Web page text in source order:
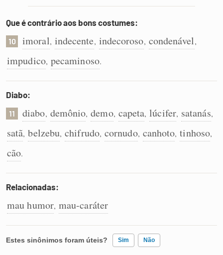
Que é contrário aos bons costumes:
10 imoral, indecente, indecoroso, condenável,
impudico, pecaminoso.
Diabo:
11 diabo, demônio, demo, capeta, lúcifer, satanás,
satã, belzebu, chifrudo, cornudo, canhoto, tinhoso,
cão.
Relacionadas:
mau humor, mau-caráter
Estes sinônimos foram úteis? Sim Não